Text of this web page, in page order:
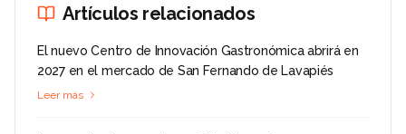
Artículos relacionados
El nuevo Centro de Innovación Gastronómica abrirá en
2027 en el mercado de San Fernando de Lavapiés
Leer más